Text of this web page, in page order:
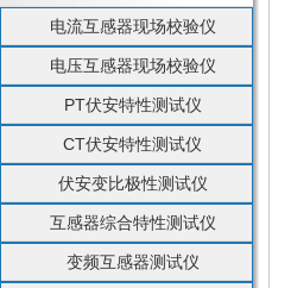
电流互感器现场校验仪
电压互感器现场校验仪
PT伏安特性测试仪
CT伏安特性测试仪
伏安变比极性测试仪
互感器综合特性测试仪
变频互感器测试仪